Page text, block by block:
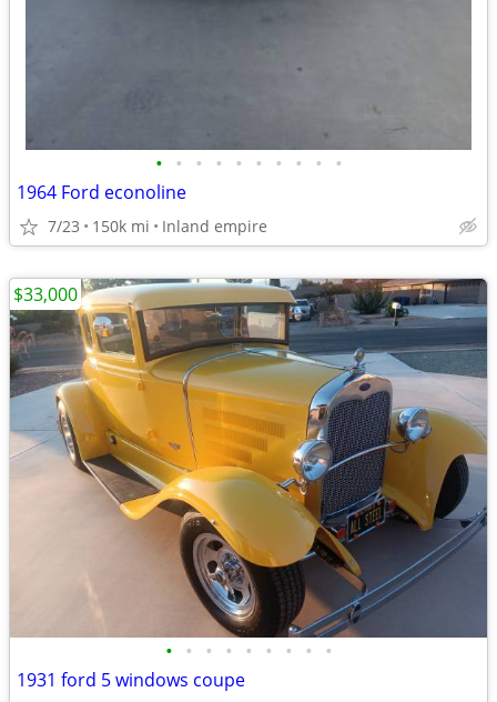
• • • • • • • • • •
1964 Ford econoline
7/23 150k mi Inland empire
• • • • • • • • •
1931 ford 5 windows coupe
$33,000